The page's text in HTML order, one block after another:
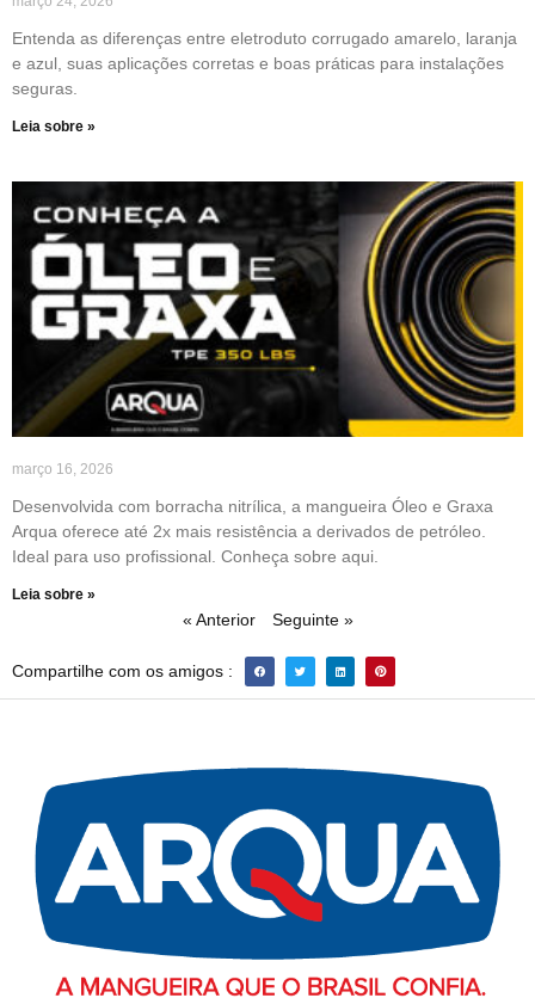
Entenda as diferenças entre eletroduto corrugado amarelo, laranja
e azul, suas aplicações corretas e boas práticas para instalações
seguras.
Leia sobre »
março 16, 2026
Desenvolvida com borracha nitrílica, a mangueira Óleo e Graxa
Arqua oferece até 2x mais resistência a derivados de petróleo.
Ideal para uso profissional. Conheça sobre aqui.
Leia sobre »
« Anterior Seguinte »
Compartilhe com os amigos :